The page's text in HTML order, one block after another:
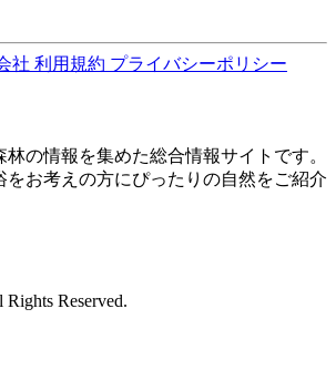
社 利用規約 プライバシーポリシー
林の情報を集めた総合情報サイトです。
をお考えの方にぴったりの自然をご紹介
Reserved.